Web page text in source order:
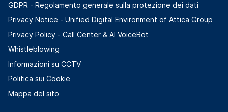
GDPR - Regolamento generale sulla protezione dei dati
Privacy Notice - Unified Digital Environment of Attica Group
Privacy Policy - Call Center & ΑΙ VoiceBot
Whistleblowing
Informazioni su CCTV
Politica sui Cookie
Mappa del sito